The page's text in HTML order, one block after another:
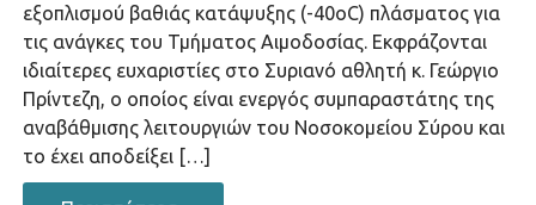
εξοπλισμού βαθιάς κατάψυξης (-40οC) πλάσματος για
τις ανάγκες του Τμήματος Αιμοδοσίας. Εκφράζονται
ιδιαίτερες ευχαριστίες στο Συριανό αθλητή κ. Γεώργιο
Πρίντεζη, ο οποίος είναι ενεργός συμπαραστάτης της
αναβάθμισης λειτουργιών του Νοσοκομείου Σύρου και
το έχει αποδείξει […]